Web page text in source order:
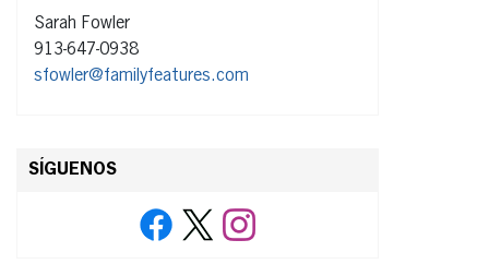
Sarah Fowler
913-647-0938
sfowler@familyfeatures.com
SÍGUENOS